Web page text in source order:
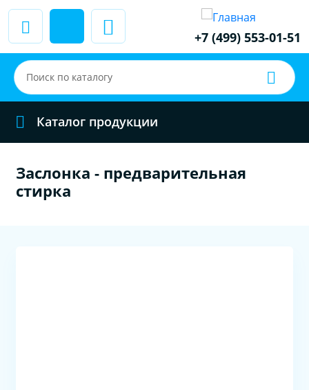
+7 (499) 553-01-51
Каталог продукции
Заслонка - предварительная
стирка